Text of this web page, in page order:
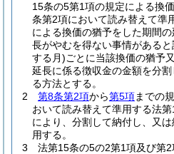
15条の5第1項の規定による換
条第2項において読み替えて準
による換価の猶予をした期間
長がやむを得ない事情がある
する月)ごとに当該換価の猶予
延長に係る徴収金の金額を分
る方法とする。
2
第8条第2項から第5項までの
おいて読み替えて準用する法
により、分割して納付し、又
用する。
3
法第15条の5の2第1項及び第